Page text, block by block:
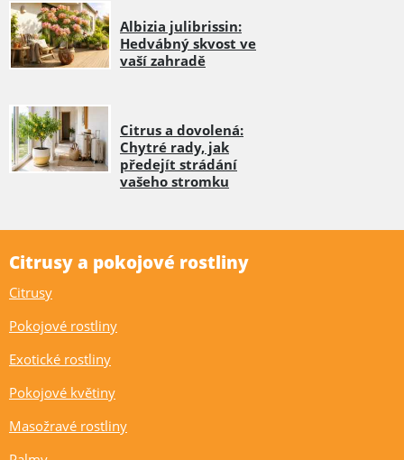
Albizia julibrissin:
Hedvábný skvost ve
vaší zahradě
Citrus a dovolená:
Chytré rady, jak
předejít strádání
vašeho stromku
Citrusy a pokojové rostliny
Citrusy
Pokojové rostliny
Exotické rostliny
Pokojové květiny
Masožravé rostliny